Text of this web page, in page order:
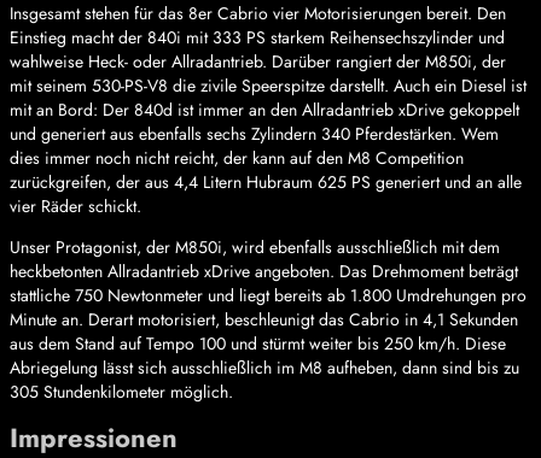
Insgesamt stehen für das 8er Cabrio vier Motorisierungen bereit. Den
Einstieg macht der 840i mit 333 PS starkem Reihensechszylinder und
wahlweise Heck- oder Allradantrieb. Darüber rangiert der M850i, der
mit seinem 530-PS-V8 die zivile Speerspitze darstellt. Auch ein Diesel ist
mit an Bord: Der 840d ist immer an den Allradantrieb xDrive gekoppelt
und generiert aus ebenfalls sechs Zylindern 340 Pferdestärken. Wem
dies immer noch nicht reicht, der kann auf den M8 Competition
zurückgreifen, der aus 4,4 Litern Hubraum 625 PS generiert und an alle
vier Räder schickt.
Unser Protagonist, der M850i, wird ebenfalls ausschließlich mit dem
heckbetonten Allradantrieb xDrive angeboten. Das Drehmoment beträgt
stattliche 750 Newtonmeter und liegt bereits ab 1.800 Umdrehungen pro
Minute an. Derart motorisiert, beschleunigt das Cabrio in 4,1 Sekunden
aus dem Stand auf Tempo 100 und stürmt weiter bis 250 km/h. Diese
Abriegelung lässt sich ausschließlich im M8 aufheben, dann sind bis zu
305 Stundenkilometer möglich.
Impressionen